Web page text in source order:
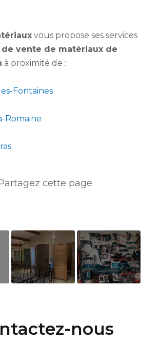
vous propose ses services
vente de matériaux de
à proximité de :
Fontaines
Romaine
nous